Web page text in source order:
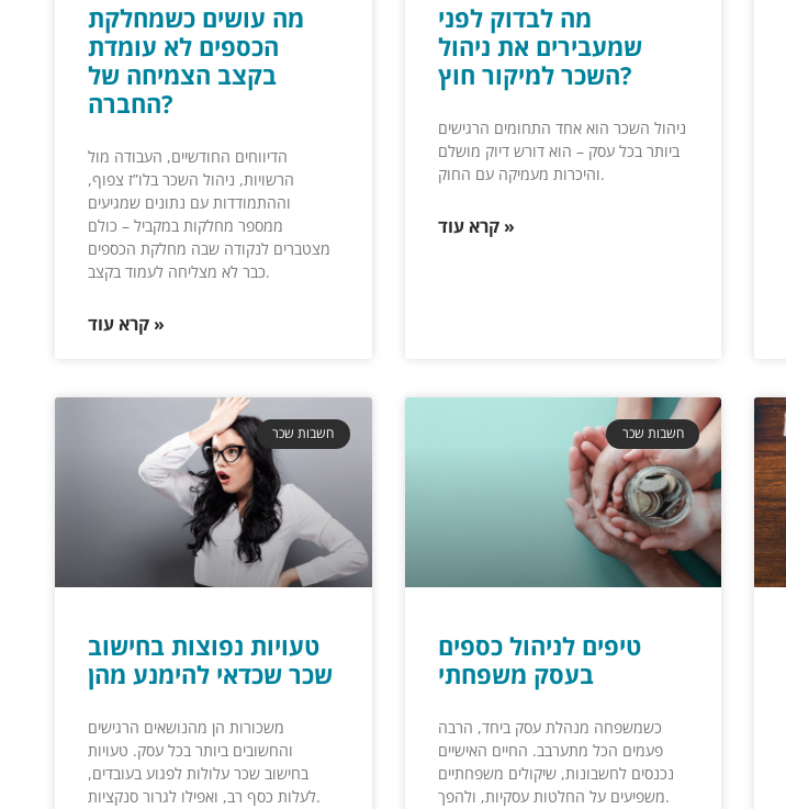
מה עושים כשמחלקת
הכספים לא עומדת
בקצב הצמיחה של
החברה?
הדיווחים החודשיים, העבודה מול
הרשויות, ניהול השכר בלו”ז צפוף,
וההתמודדות עם נתונים שמגיעים
ממספר מחלקות במקביל – כולם
מצטברים לנקודה שבה מחלקת הכספים
כבר לא מצליחה לעמוד בקצב.
קרא עוד »
מה לבדוק לפני
שמעבירים את ניהול
השכר למיקור חוץ?
ניהול השכר הוא אחד התחומים הרגישים
ביותר בכל עסק – הוא דורש דיוק מושלם
והיכרות מעמיקה עם החוק.
קרא עוד »
חשבות שכר
טעויות נפוצות בחישוב
שכר שכדאי להימנע מהן
משכורות הן מהנושאים הרגישים
והחשובים ביותר בכל עסק. טעויות
בחישוב שכר עלולות לפגוע בעובדים,
לעלות כסף רב, ואפילו לגרור סנקציות.
חשבות שכר
טיפים לניהול כספים
בעסק משפחתי
כשמשפחה מנהלת עסק ביחד, הרבה
פעמים הכל מתערבב. החיים האישיים
נכנסים לחשבונות, שיקולים משפחתיים
משפיעים על החלטות עסקיות, ולהפך.